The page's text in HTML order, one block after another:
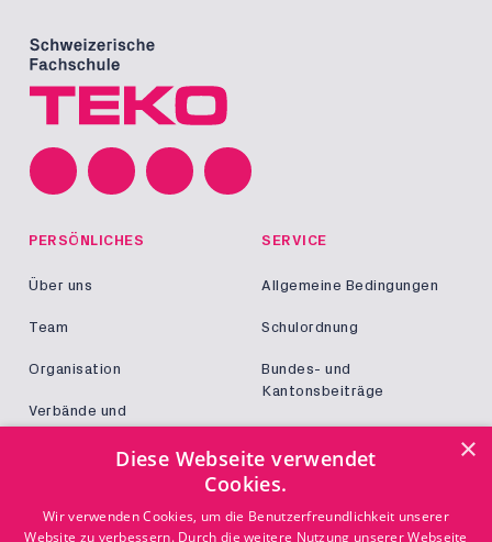
PERSÖNLICHES
Über uns
Team
Organisation
Verbände und
SERVICE
Allgemeine Bedingungen
Schulordnung
Bundes- und
Kantonsbeiträge
KONTAKT
×
Diese Webseite verwendet
Cookies.
Wir verwenden Cookies, um die Benutzerfreundlichkeit unserer
Website zu verbessern. Durch die weitere Nutzung unserer Webseite